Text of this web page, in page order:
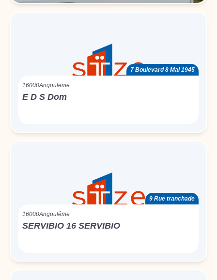
7 Boulevard 8 Mai 1945
16000Angouleme
E D S Dom
9 Rue tranchade
16000Angoulême
SERVIBIO 16 SERVIBIO